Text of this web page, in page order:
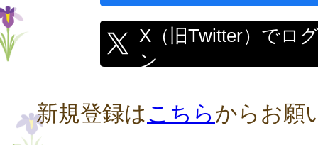
X（旧Twitter）でロ
ン
新規登録はこちらからお願